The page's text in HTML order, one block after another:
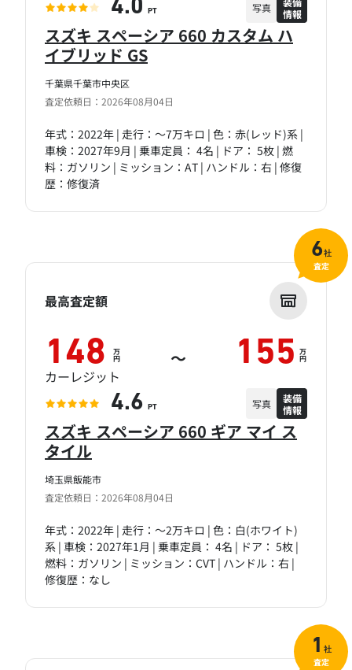
千葉県千葉市中央区
査定依頼日：2026年08月04日
スズキ スペーシア 660 カスタム ハ
イブリッド GS
年式：2022年 | 走行：～7万キロ | 色：赤(レッド)系 |
車検：2027年9月 | 乗車定員： 4名 | ドア： 5枚 | 燃
料：ガソリン | ミッション：AT | ハンドル：右 | 修復
歴：修復済
4.0 PT 写真
情報
埼玉県飯能市
査定依頼日：2026年08月04日
スズキ スペーシア 660 ギア マイ ス
タイル
年式：2022年 | 走行：～2万キロ | 色：白(ホワイト)
系 | 車検：2027年1月 | 乗車定員： 4名 | ドア： 5枚 |
燃料：ガソリン | ミッション：CVT | ハンドル：右 |
修復歴：なし
最高査定額
148 万
円 ～ 155 万
円
カーレジット
4.6 PT 写真
装備
情報
6社
査定
1 社
査定